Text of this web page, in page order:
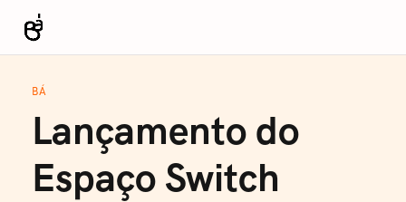
i
Revista Bá
BÁ
Lançamento do
Espaço Switch